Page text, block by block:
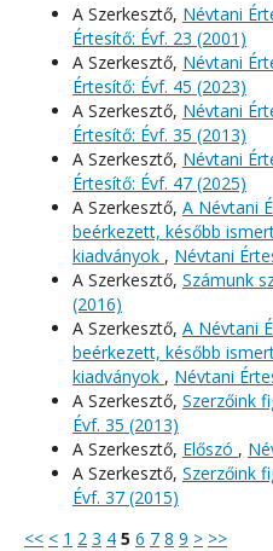
A Szerkesztő, Névtani
Értesítő: Évf. 23 (2001)
A Szerkesztő, Névtani
Értesítő: Évf. 45 (2023)
A Szerkesztő, Névtani
Értesítő: Évf. 35 (2013)
A Szerkesztő, Névtani
Értesítő: Évf. 47 (2025)
A Szerkesztő, A Névtani
beérkezett, később
kiadványok , Névtani
A Szerkesztő, Számunk
(2016)
A Szerkesztő, A Névtani
beérkezett, később
kiadványok , Névtani
A Szerkesztő, Szerzőink
Évf. 35 (2013)
A Szerkesztő, Előszó ,
A Szerkesztő, Szerzőink
Évf. 37 (2015)
<< < 1 2 3 4 5 6 7 8 9 > >>